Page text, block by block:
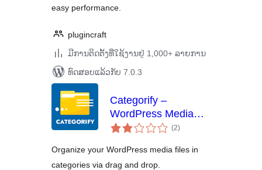
easy performance.
plugincraft
ມີການຕິດຕັ້ງທີ່ໃຊ້ງານຢູ່ 1,000+ ລາຍການ
ທົດສອບແລ້ວກັບ 7.0.3
Categorify –
WordPress Media
Library Category &
(2ຄະແນນ
ທັງໝົດ
)
Organize your WordPress media files in
categories via drag and drop.